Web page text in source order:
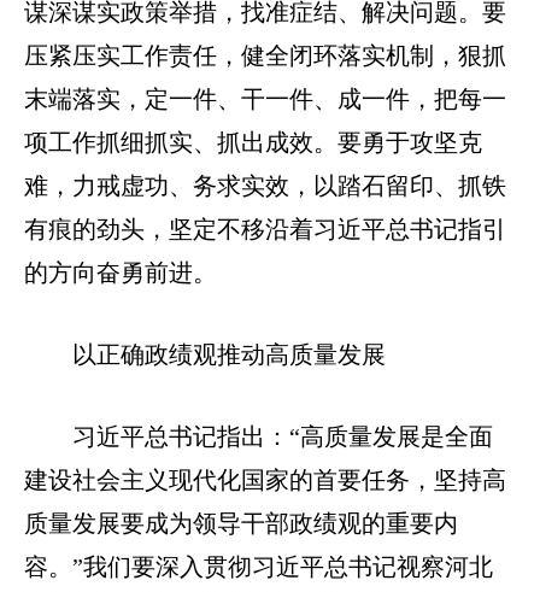
谋深谋实政策举措，找准症结、解决问题。要
压紧压实工作责任，健全闭环落实机制，狠抓
末端落实，定一件、干一件、成一件，把每一
项工作抓细抓实、抓出成效。要勇于攻坚克
难，力戒虚功、务求实效，以踏石留印、抓铁
有痕的劲头，坚定不移沿着习近平总书记指引
的方向奋勇前进。
以正确政绩观推动高质量发展
习近平总书记指出：“高质量发展是全面
建设社会主义现代化国家的首要任务，坚持高
质量发展要成为领导干部政绩观的重要内
容。”我们要深入贯彻习近平总书记视察河北